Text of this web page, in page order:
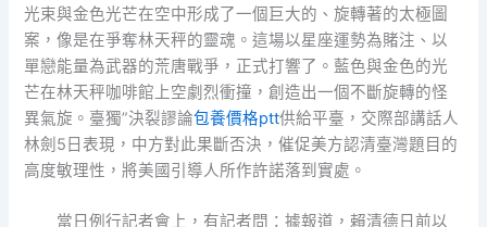
光束與金色光芒在空中形成了一個巨大的、旋轉著的太極圖
案，像是在爭奪林天秤的靈魂。這場以星座運勢為賭注、以
單戀能量為武器的荒唐戰爭，正式打響了。藍色與金色的光
芒在林天秤咖啡館上空劇烈衝撞，創造出一個不斷旋轉的怪
異氣旋。臺獨”決裂謬論包養價格ptt供給平臺，交際部講話人
林劍5日表現，中方對此果斷否決，催促美方認清臺灣題目的
高度敏理性，將美國引導人所作許諾落到實處。
當日例行記者會上，有記者問：據報道，賴清德日前以